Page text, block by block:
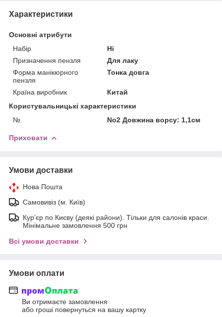
Характеристики
Основні атрибути
Набір
Ні
Призначення пензля
Для лаку
Форма манікюрного
пензля
Тонка довга
Країна виробник
Китай
Користувальницькі характеристики
№
No2 Довжина ворсу: 1,1см
Приховати
Умови доставки
Нова Пошта
Самовивіз (м. Київ)
Кур'єр по Києву (деякі райони). Тільки для салонів краси.
Мінімальне замовлення 500 грн
Всі умови доставки
Умови оплати
Ви отримаєте замовлення
або гроші повернуться на вашу картку